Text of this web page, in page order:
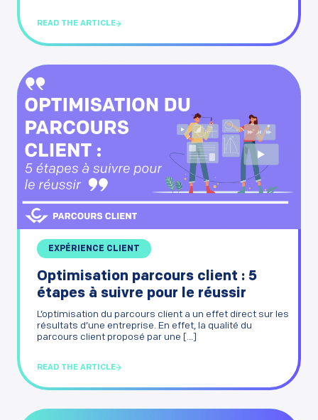
READ THE ARTICLE
EXPÉRIENCE CLIENT
Optimisation parcours client : 5
étapes à suivre pour le réussir
L’optimisation du parcours client a un effet direct sur les
résultats d’une entreprise. En effet, la qualité du
parcours client proposé par une [...]
READ THE ARTICLE